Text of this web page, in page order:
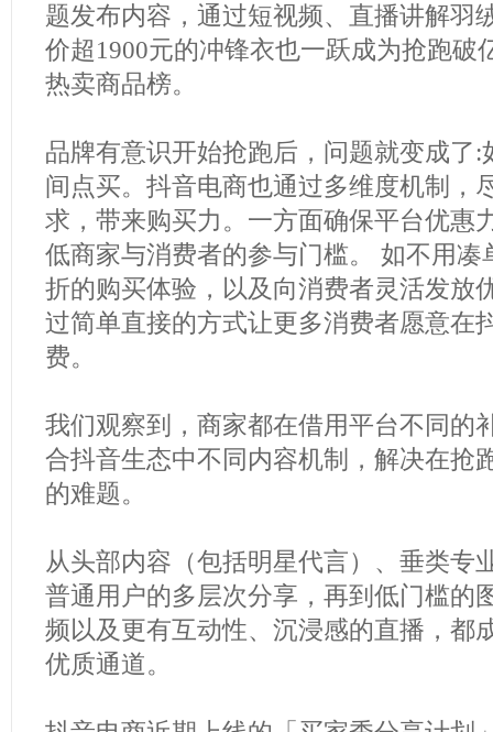
题发布内容，通过短视频、直播讲解羽
价超1900元的冲锋衣也一跃成为抢跑破
热卖商品榜。
品牌有意识开始抢跑后，问题就变成了
间点买。抖音电商也通过多维度机制，
求，带来购买力。一方面确保平台优惠
低商家与消费者的参与门槛。 如不用
折的购买体验，以及向消费者灵活发放
过简单直接的方式让更多消费者愿意在
费。
我们观察到，商家都在借用平台不同的
合抖音生态中不同内容机制，解决在抢
的难题。
从头部内容（包括明星代言）、垂类专
普通用户的多层次分享，再到低门槛的
频以及更有互动性、沉浸感的直播，都
优质通道。